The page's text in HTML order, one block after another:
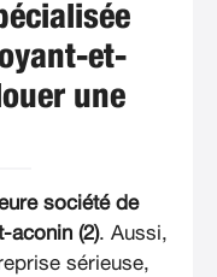
et-
une
société de
aconin (2). Aussi,
sérieuse,